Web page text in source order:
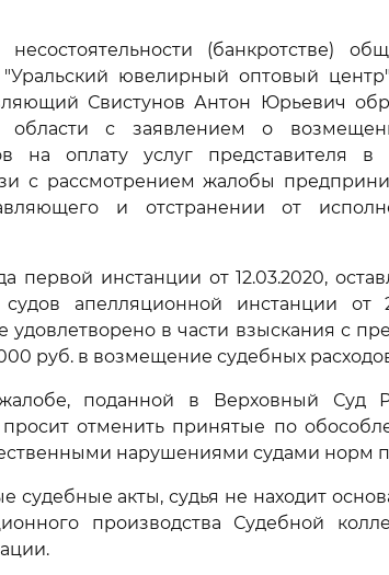
(банкротстве)
"Уральский ювелирный оптовый
Свистунов Антон Юрьевич
области с заявлением о
на оплату услуг представителя
с рассмотрением жалобы
и отстранении от
первой инстанции от 12.03.2020,
судов апелляционной инстанции от
удовлетворено в части взыскания с
руб. в возмещение судебных
поданной в Верховный Суд
отменить принятые по
нарушениями судами норм
судебные акты, судья не находит
производства Судебной